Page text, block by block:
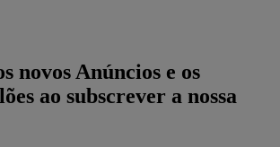
novos Anúncios e os
ao subscrever a nossa